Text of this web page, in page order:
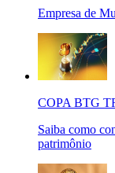
Empresa de
COPA BTG
Saiba como
patrimônio